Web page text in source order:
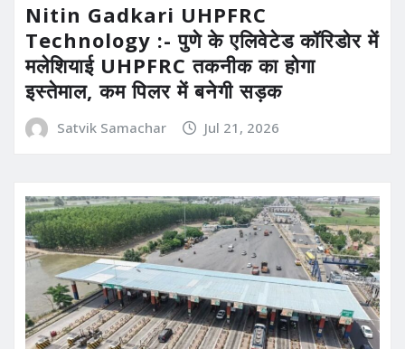
Nitin Gadkari UHPFRC
Technology :- पुणे के एलिवेटेड कॉरिडोर में
मलेशियाई UHPFRC तकनीक का होगा
इस्तेमाल, कम पिलर में बनेगी सड़क
Satvik Samachar Jul 21, 2026